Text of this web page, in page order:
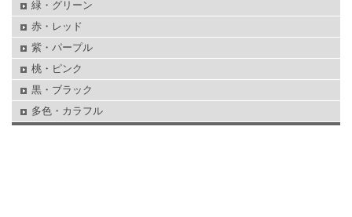
緑・グリーン
赤・レッド
紫・パープル
桃・ピンク
黒・ブラック
多色・カラフル